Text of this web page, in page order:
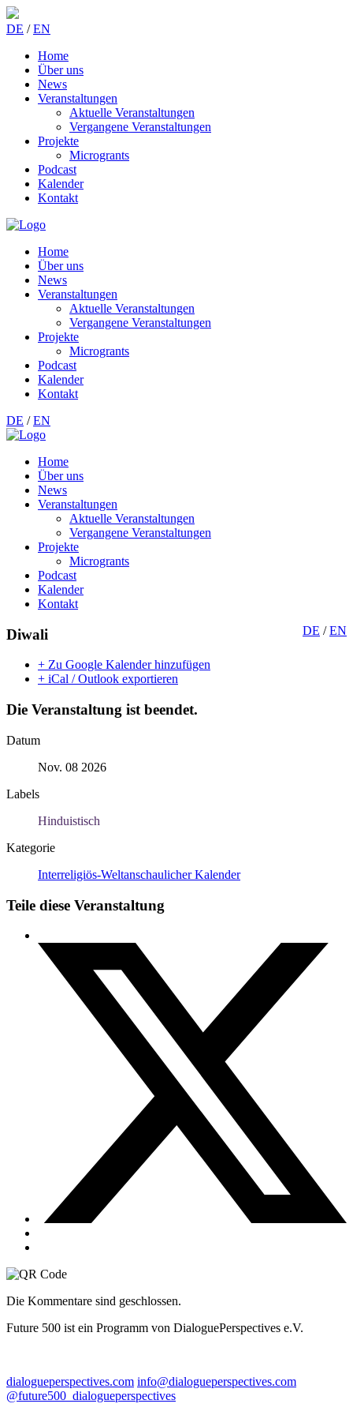
DE /EN
Home
Über uns
News
Veranstaltungen
Aktuelle Veranstaltungen
Vergangene Veranstaltungen
Projekte
Microgrants
Podcast
Kalender
Kontakt
Home
Über uns
News
Veranstaltungen
Aktuelle Veranstaltungen
Vergangene Veranstaltungen
Projekte
Microgrants
Podcast
Kalender
Kontakt
DE /EN
Home
Über uns
News
Veranstaltungen
Aktuelle Veranstaltungen
Vergangene Veranstaltungen
Projekte
Microgrants
Podcast
Kalender
Kontakt
DE /EN
Diwali
+ Zu Google Kalender hinzufügen
+ iCal / Outlook exportieren
Die Veranstaltung ist beendet.
Datum
Nov. 08 2026
Labels
Hinduistisch
Kategorie
Interreligiös-Weltanschaulicher Kalender
Teile diese Veranstaltung
Die Kommentare sind geschlossen.
Future 500 ist ein Programm von DialoguePerspectives e.V.
dialogueperspectives.com info@dialogueperspectives.com
@future500_dialogueperspectives